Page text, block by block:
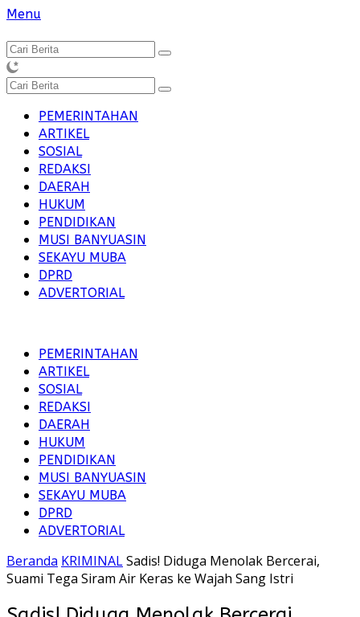
Langsung
konten
Menu
PEMERINTAHAN
ARTIKEL
SOSIAL
REDAKSI
DAERAH
HUKUM
PENDIDIKAN
MUSI BANYUASIN
SEKAYU MUBA
DPRD
ADVERTORIAL
PEMERINTAHAN
ARTIKEL
SOSIAL
REDAKSI
DAERAH
HUKUM
PENDIDIKAN
MUSI BANYUASIN
SEKAYU MUBA
DPRD
ADVERTORIAL
Beranda KRIMINALSadis! Diduga Menolak Bercerai,
Suami Tega Siram Air Keras ke Wajah Sang Istri